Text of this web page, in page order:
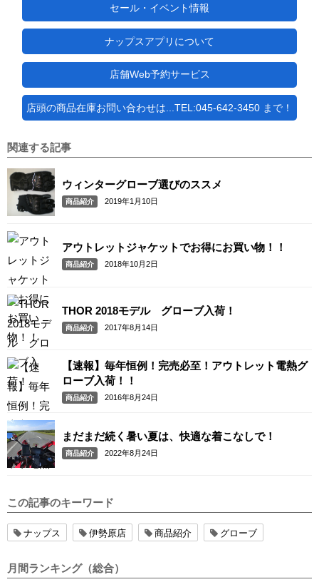
セール・イベント情報
ナップスアプリについて
店舗Web予約サービス
店頭の商品在庫お問い合わせは...TEL:045-642-3450 まで！
関連する記事
ウィンターグローブ選びのススメ
商品紹介 2019年1月10日
アウトレットジャケットでお得にお買い物！！
商品紹介 2018年10月2日
THOR 2018モデル グローブ入荷！
商品紹介 2017年8月14日
【速報】毎年恒例！完売必至！アウトレット電熱グ
ローブ入荷！！
商品紹介 2016年8月24日
まだまだ続く暑い夏は、快適な着こなしで！
商品紹介 2022年8月24日
この記事のキーワード
ナップス 伊勢原店 商品紹介 グローブ
月間ランキング（総合）